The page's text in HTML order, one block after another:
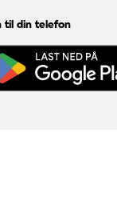
til din telefon